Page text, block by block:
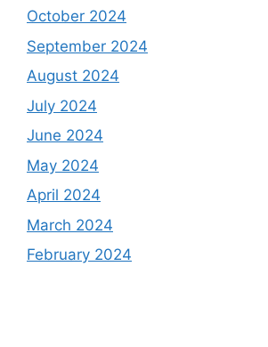
October 2024
September 2024
August 2024
July 2024
June 2024
May 2024
April 2024
March 2024
February 2024